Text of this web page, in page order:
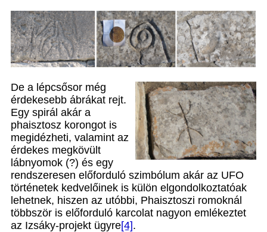
De a lépcsősor még
érdekesebb ábrákat rejt.
Egy spirál akár a
phaisztosz korongot is
megidézheti, valamint az
érdekes megkövült
lábnyomok (?) és egy
rendszeresen előforduló szimbólum akár az UFO
történetek kedvelőinek is külön elgondolkoztatóak
lehetnek, hiszen az utóbbi, Phaisztoszi romoknál
többször is előforduló karcolat nagyon emlékeztet
az Izsáky-projekt ügyre[4].